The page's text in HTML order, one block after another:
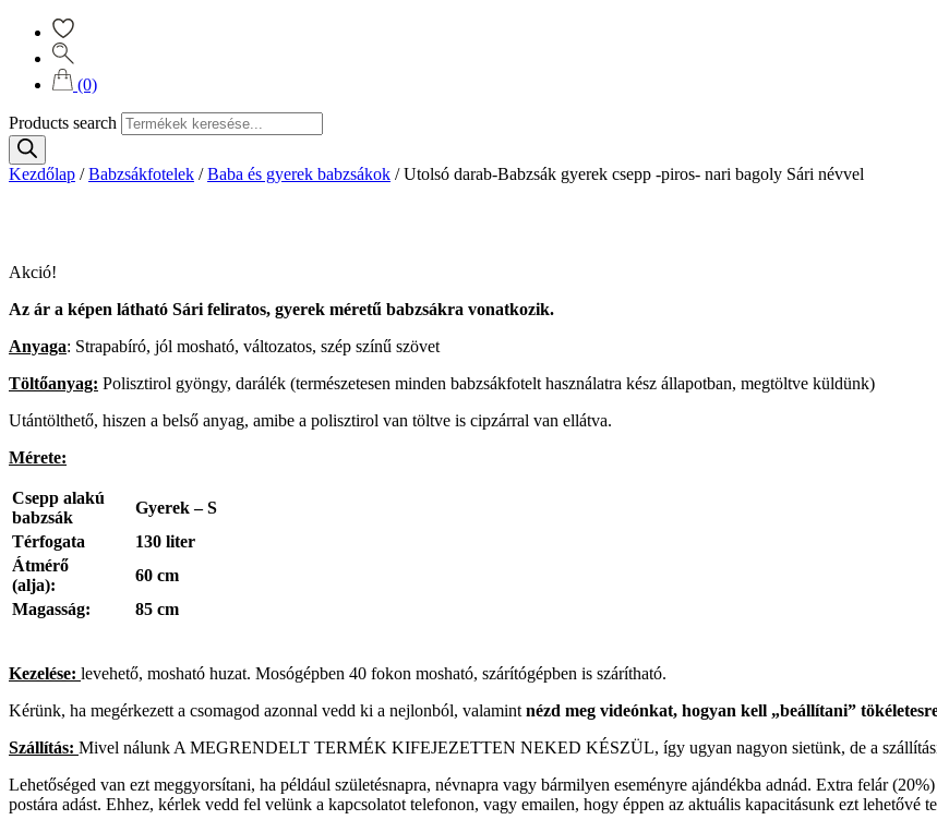
(0)
Products search
Kezdőlap /Babzsákfotelek /Baba és gyerek babzsákok /Utolsó darab-Babzsák gyerek csepp -piros- nari bagoly Sári névvel
Akció!
Az ár a képen látható Sári feliratos, gyerek méretű babzsákra vonatkozik.
Anyaga: Strapabíró, jól mosható, változatos, szép színű szövet
Töltőanyag: Polisztirol gyöngy, darálék (természetesen minden babzsákfotelt használatra kész állapotban, megtöltve küldünk)
Utántölthető, hiszen a belső anyag, amibe a polisztirol van töltve is cipzárral van ellátva.
Mérete:
Csepp alakú
babzsák
Gyerek – S
Térfogata
130 liter
Átmérő
(alja):
60 cm
Magasság:
85 cm
Kezelése: levehető, mosható huzat. Mosógépben 40 fokon mosható, szárítógépben is szárítható.
Kérünk, ha megérkezett a csomagod azonnal vedd ki a nejlonból, valamint nézd meg videónkat, hogyan kell „beállítani”
Szállítás: Mivel nálunk A MEGRENDELT TERMÉK KIFEJEZETTEN NEKED KÉSZÜL, így ugyan nagyon sietünk, de a
Lehetőséged van ezt meggyorsítani, ha például születésnapra, névnapra vagy bármilyen eseményre ajándékba adnád. Extra felár
postára adást. Ehhez, kérlek vedd fel velünk a kapcsolatot telefonon, vagy emailen, hogy éppen az aktuális kapacitásunk ezt